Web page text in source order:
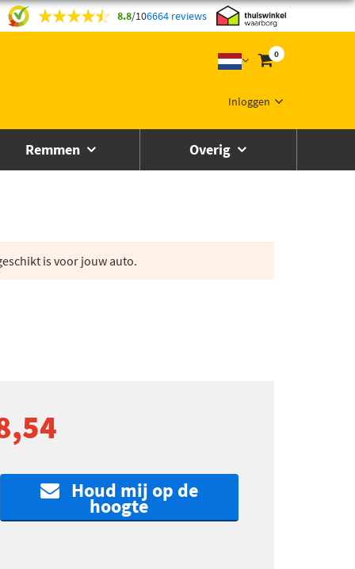
8.8/106664 reviews
0
Inloggen
Remmen Overig
is voor jouw auto.
Houd mij op de
hoogte